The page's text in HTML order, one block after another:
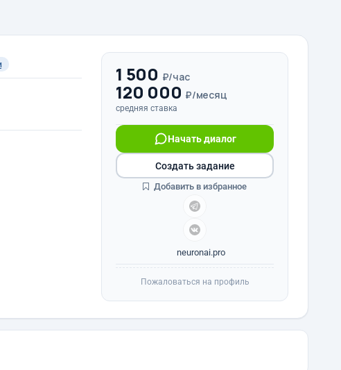
1 500 ₽/час
120 000 ₽/месяц
средняя ставка
Начать диалог
neuronai.pro
Создать задание
Добавить в избранное
Пожаловаться на профиль